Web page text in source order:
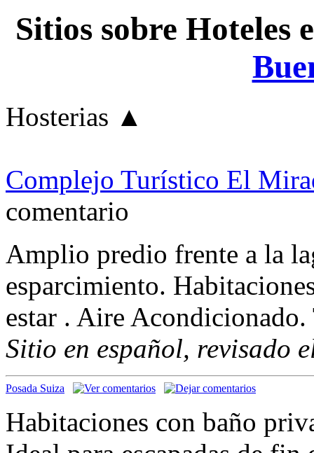
Sitios sobre Hoteles
Hosterias ▲
Complejo Turístico El
comentario
Amplio predio frente a la
esparcimiento.
estar . Aire Acondicionado.
Sitio en español, revisado
Posada Suiza
Habitaciones con baño